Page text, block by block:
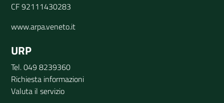
CF 92111430283
www.arpa.veneto.it
URP
Tel. 049 8239360
Richiesta informazioni
Valuta il servizio